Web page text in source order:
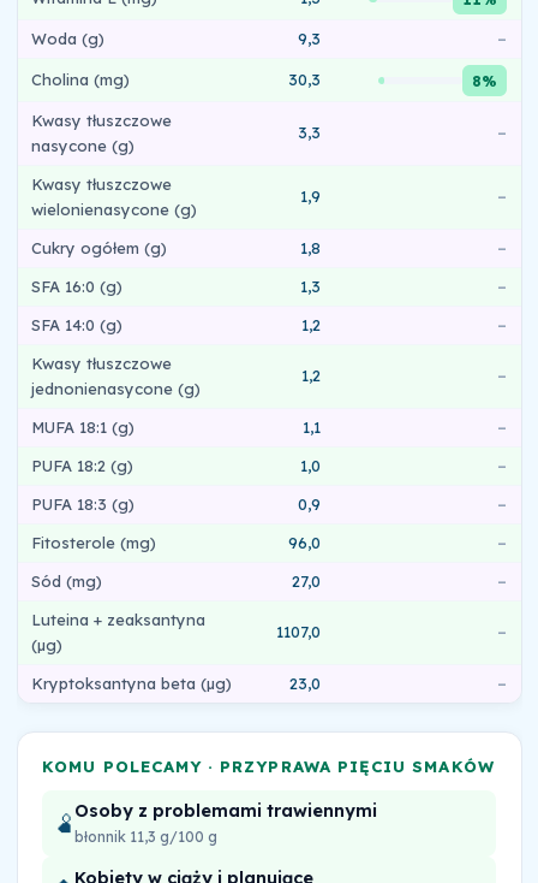
Woda (g) 9,3 –
Cholina (mg) 30,3 8%
Kwasy tłuszczowe
nasycone (g)
3,3 –
Kwasy tłuszczowe
wielonienasycone (g)
1,9 –
Cukry ogółem (g) 1,8
–
SFA 16:0 (g)
1,3
–
SFA 14:0 (g)
1,2
–
Kwasy tłuszczowe
jednonienasycone (g)
1,2 –
MUFA 18:1 (g) 1,1
–
PUFA 18:2 (g)
1,0
–
PUFA 18:3 (g)
0,9
–
Fitosterole (mg)
96,0
–
Sód (mg)
27,0
–
Luteina + zeaksantyna
(µg)
1107,0 –
Kryptoksantyna beta (µg) 23,0 –
KOMU POLECAMY · PRZYPRAWA PIĘCIU SMAKÓW
🫄Osoby z problemami trawiennymi
błonnik 11,3 g/100 g
Kobiety w ciąży i planujące